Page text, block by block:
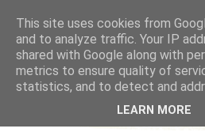
This site uses cookies from
and to analyze traffic. Your IP
shared with Google along with
metrics to ensure quality of
statistics, and to detect and
LEARN MORE